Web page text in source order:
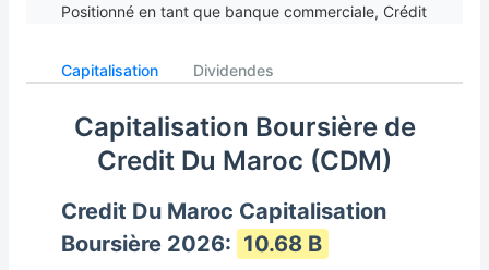
Positionné en tant que banque commerciale, Crédit
procédé à la création du Pôle Agriculture et
nationale sur ces secteurs. Dirigée par M. Bernard
MUSELET, la banque a lancé en 2015 son activité
Maroc Leasing et Factoring.
Capitalisation Dividendes
Capitalisation Boursière de
Credit Du Maroc (CDM)
Credit Du Maroc Capitalisation
Boursière 2026: 10.68 B